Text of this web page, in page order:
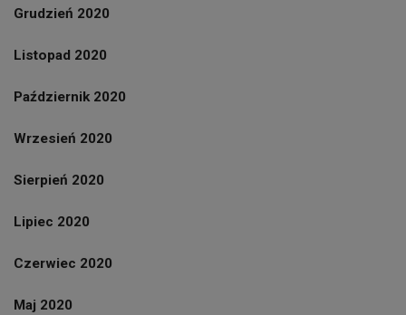
Grudzień 2020
Listopad 2020
Październik 2020
Wrzesień 2020
Sierpień 2020
Lipiec 2020
Czerwiec 2020
Maj 2020